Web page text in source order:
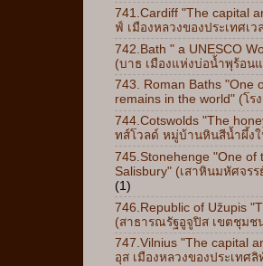
741.Cardiff "The capital
ฟ์ เมืองหลวงของประเทศเว
742.Bath " a UNESCO
(บาธ เมืองแห่งบ่อน้ำพุร้อน
743. Roman Baths "One
remains in the world" (โ
744.Cotswolds "The
ทส์โวลด์ หมู่บ้านหินสีน้ำผึ้ง
745.Stonehenge "One of
Salisbury" (เสาหินมหัศจร
(1)
746.Republic of Užupis
(สาธารณรัฐอูจูปิส เขตชุมช
747.Vilnius "The capital
อุส เมืองหลวงของประเทศลิ